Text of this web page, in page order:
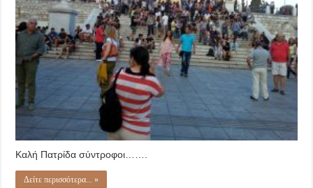
Καλή Πατρίδα σύντροφοι…….
Δείτε περισσότερα... »